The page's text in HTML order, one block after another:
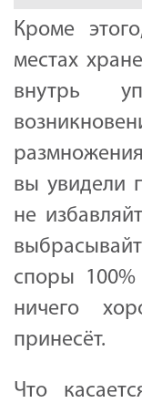
Кроме
местах
внутрь
вы увидели
не
споры
ничего
принесёт.
Что